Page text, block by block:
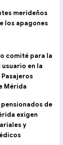
merideños
los apagones
comité para la
en la
Mérida
de
exigen
y